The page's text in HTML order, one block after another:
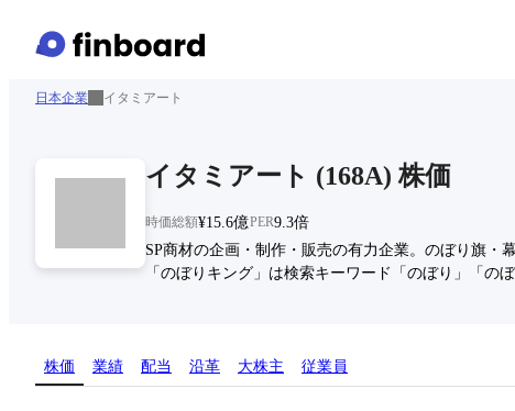
日本企業 イタミアート
イタミアート (168A) 株価
時価総額¥15.6億PER9.3倍
SP商材の企画・制作・販売の有力企業。のぼり旗・
「のぼりキング」は検索キーワード「のぼり」「の
株価 業績 配当 沿革 大株主 従業員